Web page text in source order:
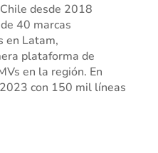
desde 2018
40 marcas
en Latam,
plataforma de
en la región. En
con 150 mil líneas